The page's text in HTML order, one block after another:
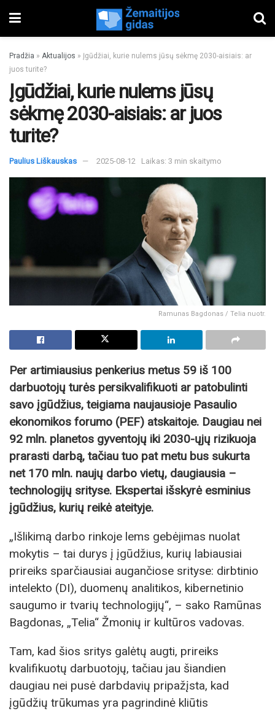
Pradžia » Aktualijos » Įgūdžiai, kurie nulems jūsų sėkmę 2030-aisiais: ar
juos turite?
Įgūdžiai, kurie nulems jūsų
sėkmę 2030-aisiais: ar juos
turite?
Paulius Liškauskas 2025-08-12 Laikas: 3 min skaitymo
Ramunas Bagdonas / Telia nuotr.
Per artimiausius penkerius metus 59 iš 100
darbuotojų turės persikvalifikuoti ar patobulinti
savo įgūdžius, teigiama naujausioje Pasaulio
ekonomikos forumo (PEF) atskaitoje. Daugiau nei
92 mln. planetos gyventojų iki 2030-ųjų rizikuoja
prarasti darbą, tačiau tuo pat metu bus sukurta
net 170 mln. naujų darbo vietų, daugiausia –
technologijų srityse. Ekspertai išskyrė esminius
įgūdžius, kurių reikė ateityje.
„Išlikimą darbo rinkoje lems gebėjimas nuolat
mokytis – tai durys į įgūdžius, kurių labiausiai
prireiks sparčiausiai augančiose srityse: dirbtinio
intelekto (DI), duomenų analitikos, kibernetinio
saugumo ir tvarių technologijų“, – sako Ramūnas
Bagdonas, „Telia“ Žmonių ir kultūros vadovas.
Tam, kad šios sritys galėtų augti, prireiks
kvalifikuotų darbuotojų, tačiau jau šiandien
daugiau nei pusė darbdavių pripažįsta, kad
įgūdžių trūkumas yra pagrindinė kliūtis